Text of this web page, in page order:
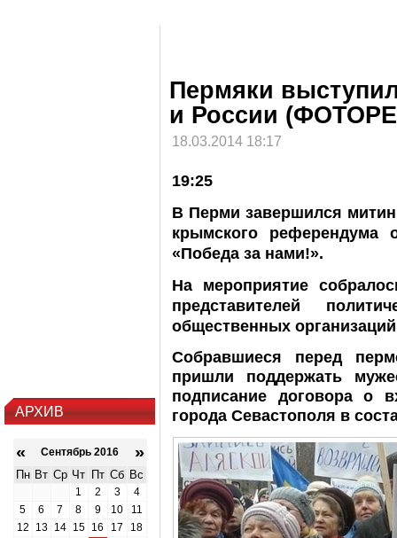
АРХИВ
« Сентябрь 2016 »
Пн Вт Ср Чт Пт Сб Вс
1 2 3
4
5
6 7 8 9 10
11
12
13 14 15 16 17
18
Пермяки
и России
18.03.2014 18:17
19:25
В Перми завершился
крымского референдума
«Победа за нами!».
На мероприятие
представителей
общественных
Собравшиеся перед
пришли поддержать
подписание договора о
города Севастополя в